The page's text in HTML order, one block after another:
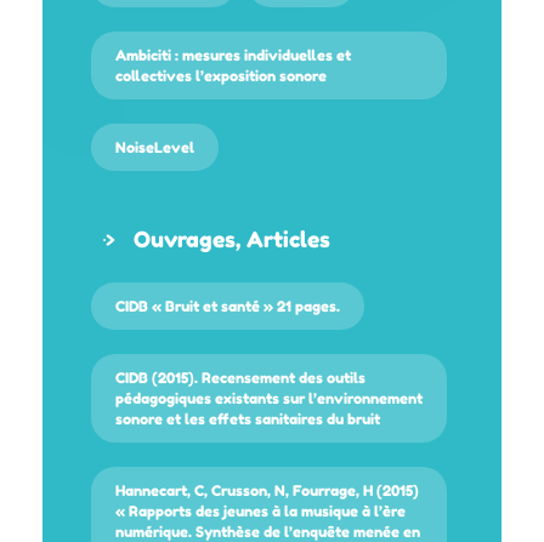
Ambiciti : mesures individuelles et
collectives l’exposition sonore
NoiseLevel
Ouvrages, Articles
CIDB « Bruit et santé » 21 pages.
CIDB (2015). Recensement des outils
pédagogiques existants sur l’environnement
sonore et les effets sanitaires du bruit
Hannecart, C, Crusson, N, Fourrage, H (2015)
« Rapports des jeunes à la musique à l’ère
numérique. Synthèse de l’enquête menée en